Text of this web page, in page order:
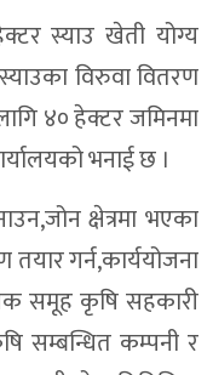
स्याउ खेती योग्य
विरुवा वितरण
४० हेक्टर जमिनमा
भनाई छ ।
क्षेत्रमा भएका
गर्न,कार्ययोजना
समूह कृषि सहकारी
सम्बन्धित कम्पनी र